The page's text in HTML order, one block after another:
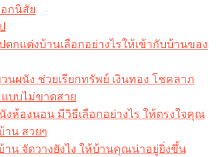
กนิสัย
ตกแต่งบ้านเลือกอย่างไรให้เข้ากับบ้านของ
นผนัง ช่วยเรียกทรัพย์ เงินทอง โชคลาภ
บบไม่ขาดสาย
งห้องนอน มีวิธีเลือกอย่างไร ให้ตรงใจคุณ
าน สวยๆ
าน จัดวางยังไง ให้บ้านคุณน่าอยู่ยิ่งขึ้น